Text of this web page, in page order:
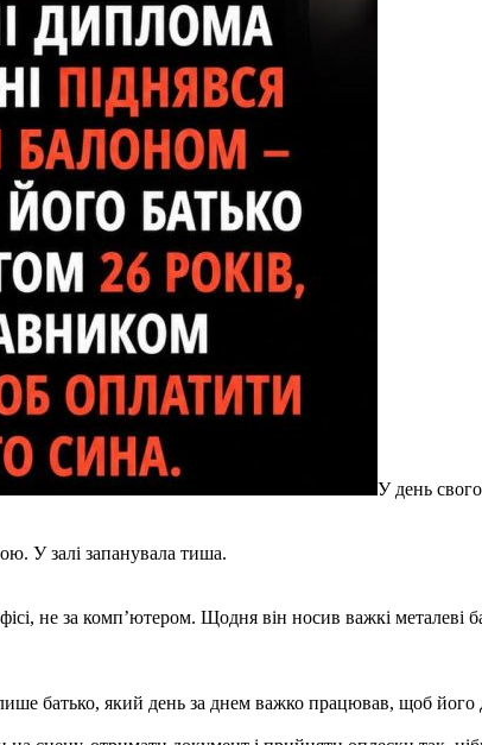
У день
У залі запанувала тиша.
не за комп’ютером. Щодня він носив важкі металеві
батько, який день за днем важко працював, щоб